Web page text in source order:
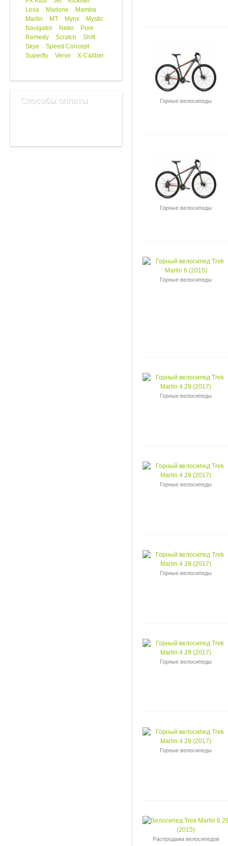
Lexa
Madone
Mamba
Marlin
MT Mynx
Mystic
Navigator
Neko
Pure
Remedy
Scratch
Shift
Skye
Speed Concept
Superfly
Verve X-Caliber
Способы оплаты Горные велосипеды
Горные велосипеды
Горные велосипеды
Горные велосипеды
Горные велосипеды
Горные велосипеды
Горные велосипеды
Горные велосипеды
Распродажа велосипедов